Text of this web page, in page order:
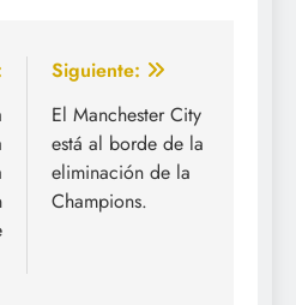
Siguiente:
El Manchester City
está al borde de la
eliminación de la
Champions.